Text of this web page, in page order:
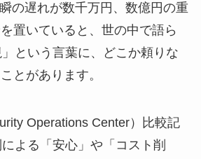
の遅れが数千万円、数億円の重
置いていると、世の中で語ら
という言葉に、どこか頼りな
とがあります。
Operations Center）比較記
よる「安心」や「コスト削